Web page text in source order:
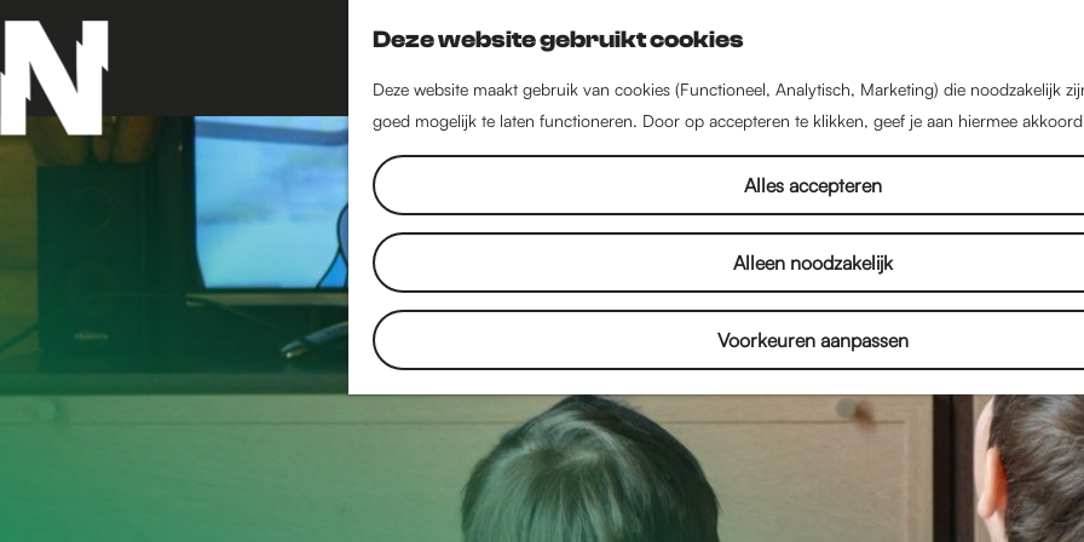
Deze website gebruikt cookies
Deze website maakt gebruik van cookies (Functioneel, Analytisch, Marketing) die noodzakelijk
goed mogelijk te laten functioneren. Door op accepteren te klikken, geef je aan hiermee
Alles accepteren
Alleen noodzakelijk
Voorkeuren aanpassen